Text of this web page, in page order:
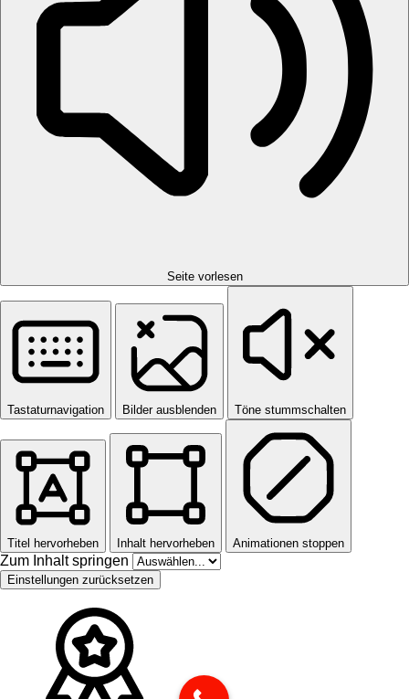
Seite vorlesen
Tastaturnavigation Bilder ausblenden Töne stummschalten
Titel hervorheben Inhalt hervorheben Animationen stoppen
Zum Inhalt springen
Einstellungen zurücksetzen